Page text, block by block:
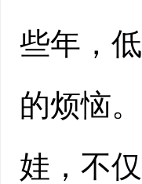
些年，
的烦恼
娃，不